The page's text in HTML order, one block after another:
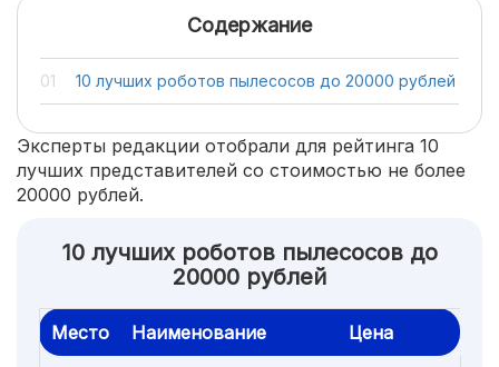
Содержание
10 лучших роботов пылесосов до 20000 рублей
Эксперты редакции отобрали для рейтинга 10
лучших представителей со стоимостью не более
20000 рублей.
10 лучших роботов пылесосов до
20000 рублей
Место Наименование Цена